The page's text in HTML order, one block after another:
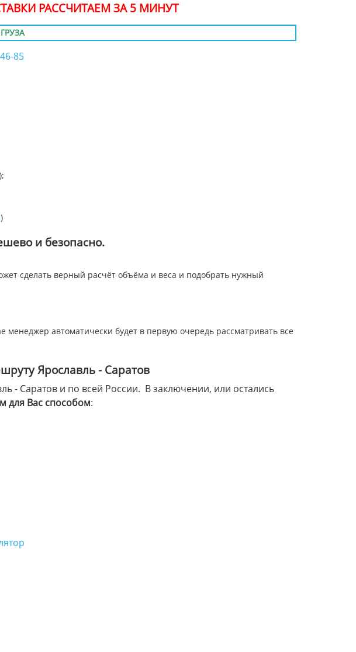
РАССЧИТАЕМ ЗА 5 МИНУТ
85
)
и безопасно.
сделать верный расчёт объёма и веса и подобрать нужный
автоматически будет в первую очередь рассматривать все
Ярославль - Саратов
- Саратов и по всей России. В заключении, или остались
для Вас способом: